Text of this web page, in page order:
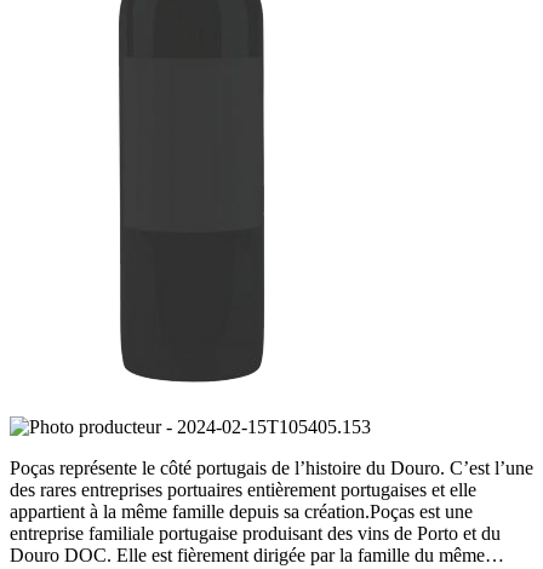
Poças représente le côté portugais de l’histoire du Douro. C’est l’une
des rares entreprises portuaires entièrement portugaises et elle
appartient à la même famille depuis sa création.Poças est une
entreprise familiale portugaise produisant des vins de Porto et du
Douro DOC. Elle est fièrement dirigée par la famille du même…